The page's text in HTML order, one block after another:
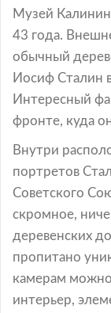
Музей
43 года.
обычный
Иосиф Сталин
Интересный
фронте, куда
Внутри
портретов
Советского
скромное,
деревенских
пропитано
камерам можно
интерьер,